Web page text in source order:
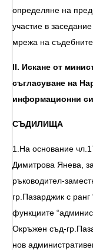
определяне на
участие в
мрежа на
ІІ. Искане от
съгласуване на
информационни
СЪДИЛИЩА
1.На основание
Димитрова Янева,
ръководител-
гр.Пазарджик с
функциите
Окръжен съд-
нов